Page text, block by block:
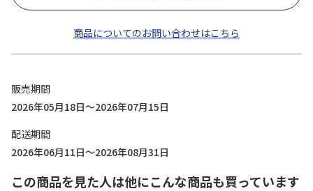
商品についてのお問い合わせはこちら
販売期間
2026年05月18日～2026年07月15日
配送期間
2026年06月11日～2026年08月31日
この商品を見た人は他にこんな商品も買っています